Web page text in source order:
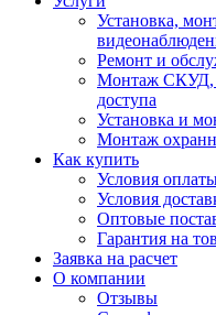
Установка,
Ремонт и
Монтаж СКУД,
доступа
Установка и
Монтаж
Как купить
Условия
Условия
Оптовые
Гарантия на
Заявка на расчет
О компании
Отзывы